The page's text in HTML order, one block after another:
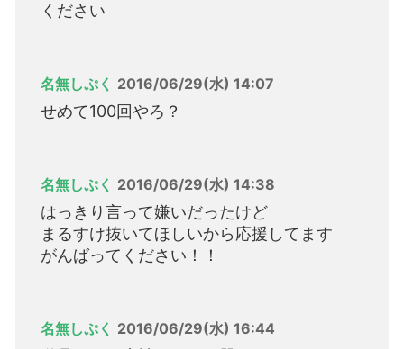
ください
名無しぷく 2016/06/29(水) 14:07
せめて100回やろ？
名無しぷく 2016/06/29(水) 14:38
はっきり言って嫌いだったけど
まるすけ抜いてほしいから応援してます
がんばってください！！
名無しぷく 2016/06/29(水) 16:44